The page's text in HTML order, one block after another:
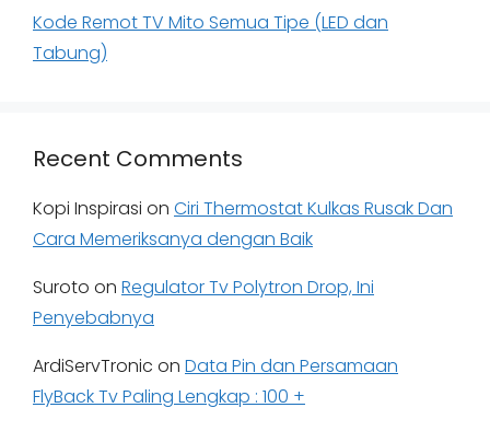
Kode Remot TV Mito Semua Tipe (LED dan
Tabung)
Recent Comments
Kopi Inspirasi on Ciri Thermostat Kulkas Rusak Dan
Cara Memeriksanya dengan Baik
Suroto on Regulator Tv Polytron Drop, Ini
Penyebabnya
ArdiServTronic on Data Pin dan Persamaan
FlyBack Tv Paling Lengkap : 100 +